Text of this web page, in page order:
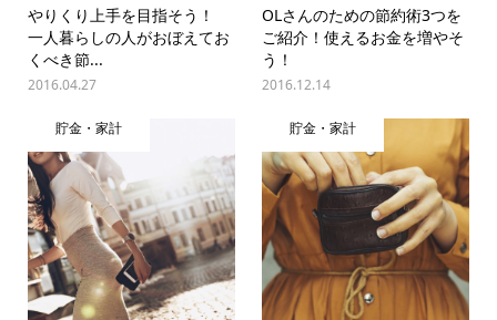
やりくり上手を目指そう！
一人暮らしの人がおぼえてお
くべき節...
2016.04.27
OLさんのための節約術3つを
ご紹介！使えるお金を増やそ
う！
2016.12.14
貯金・家計 貯金・家計